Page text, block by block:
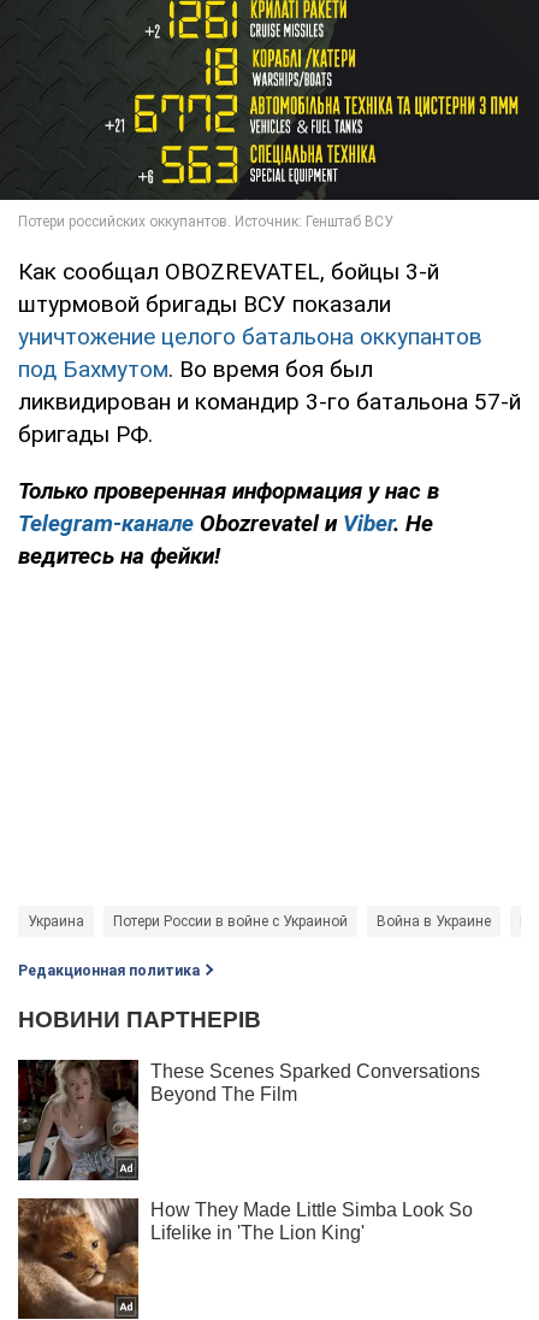
Как сообщал OBOZREVATEL, бойцы 3-й
штурмовой бригады ВСУ показали
уничтожение целого батальона оккупантов
под Бахмутом. Во время боя был
ликвидирован и командир 3-го батальона 57-й
бригады РФ.
Только проверенная информация у нас в
Telegram-канале Obozrevatel и Viber. Не
ведитесь на фейки!
Украина Потери России в войне с Украиной Война в Украине
Редакционная политика